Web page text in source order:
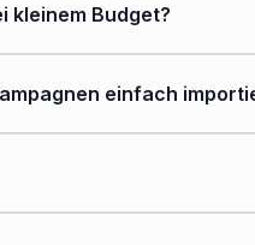
kleinem Budget?
einfach